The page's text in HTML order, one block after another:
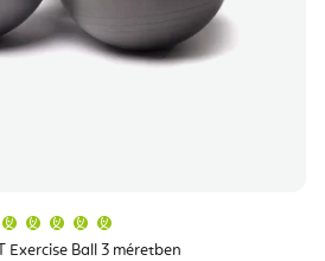
Exercise Ball 3 méretben
átlagos